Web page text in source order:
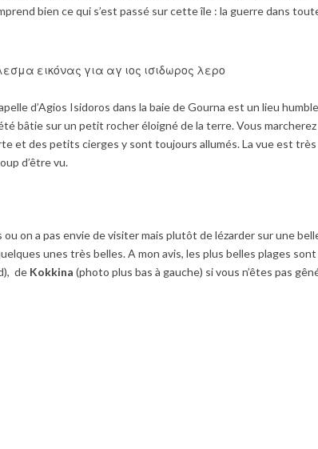
bien ce qui s’est passé sur cette île : la guerre dans
d’Agios Isidoros dans la baie de Gourna est un lieu humble
bâtie sur un petit rocher éloigné de la terre. Vous marcherez
et des petits cierges y sont toujours allumés. La vue est très
d’être vu.
ou on a pas envie de visiter mais plutôt de lézarder sur une
unes très belles. A mon avis, les plus belles plages sont
de Kokkina (photo plus bas à gauche) si vous n’êtes pas